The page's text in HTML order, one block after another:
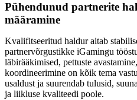
Pühendunud partnerite
määramine
Kvalifitseeritud haldur aitab
partnervõrgustikke iGamingu
läbirääkimised, pettuste
koordineerimine on kõik tema
usaldust ja suurendab tulusid,
ja liikluse kvaliteedi poole.